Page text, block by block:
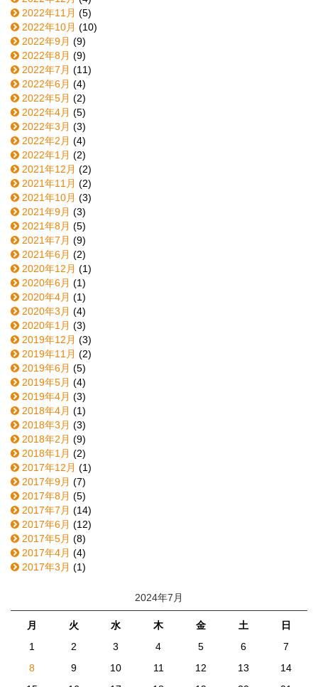
2022年11月 (5)
2022年10月 (10)
2022年9月 (9)
2022年8月 (9)
2022年7月 (11)
2022年6月 (4)
2022年5月 (2)
2022年4月 (5)
2022年3月 (3)
2022年2月 (4)
2022年1月 (2)
2021年12月 (2)
2021年11月 (2)
2021年10月 (3)
2021年9月 (3)
2021年8月 (5)
2021年7月 (9)
2021年6月 (2)
2020年12月 (1)
2020年6月 (1)
2020年4月 (1)
2020年3月 (4)
2020年1月 (3)
2019年12月 (3)
2019年11月 (2)
2019年6月 (5)
2019年5月 (4)
2019年4月 (3)
2018年4月 (1)
2018年3月 (3)
2018年2月 (9)
2018年1月 (2)
2017年12月 (1)
2017年9月 (7)
2017年8月 (5)
2017年7月 (14)
2017年6月 (12)
2017年5月 (8)
2017年4月 (4)
2017年3月 (1)
2024年7月
月 火 水 木 金 土
日
1
2 3 4 5 6
7
8
9 10 11 12 13
14